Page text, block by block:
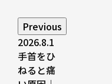
Previous
2026.8.1
手首をひ
ねると痛